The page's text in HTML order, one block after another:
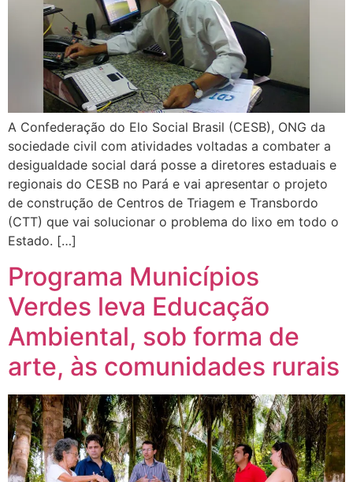
A Confederação do Elo Social Brasil (CESB), ONG da
sociedade civil com atividades voltadas a combater a
desigualdade social dará posse a diretores estaduais e
regionais do CESB no Pará e vai apresentar o projeto
de construção de Centros de Triagem e Transbordo
(CTT) que vai solucionar o problema do lixo em todo o
Estado. […]
Programa Municípios
Verdes leva Educação
Ambiental, sob forma de
arte, às comunidades rurais